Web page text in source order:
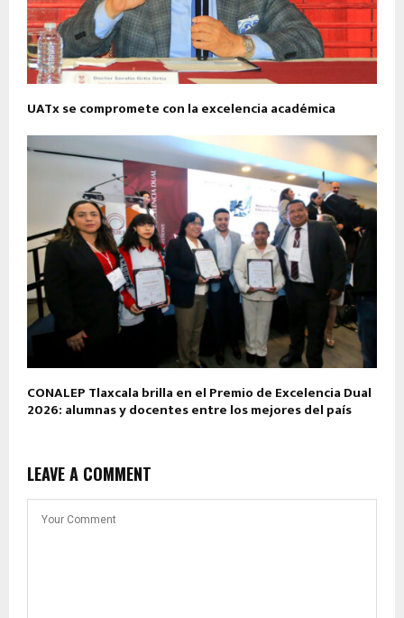
UATx se compromete con la excelencia académica
CONALEP Tlaxcala brilla en el Premio de Excelencia Dual
2026: alumnas y docentes entre los mejores del país
LEAVE A COMMENT